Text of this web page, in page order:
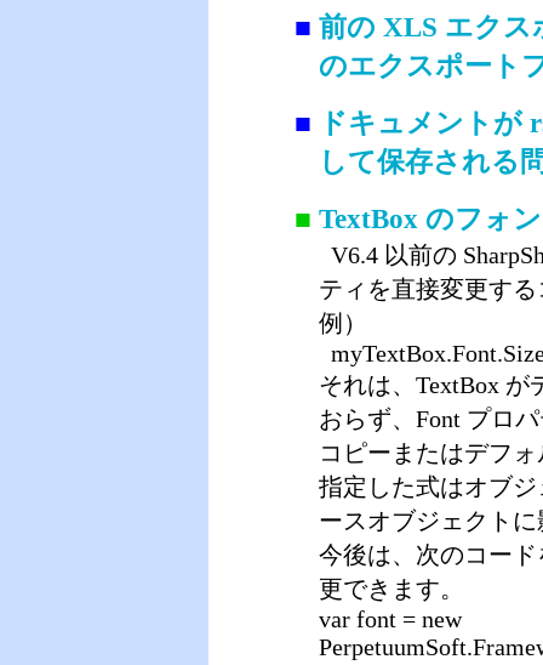
■ 前の XLS エク
のエクスポート
■ ドキュメントが
して保存される
■ TextBox のフォ
V6.4 以前の
ティを直接変更す
例）
それは、TextBox
おらず、Font プロ
コピーまたはデフ
指定した式はオブ
ースオブジェクト
今後は、次のコー
更できます。
var font = new